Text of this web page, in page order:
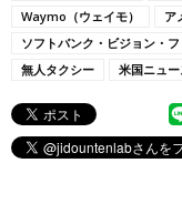
Waymo（ウェイモ）
ア
ソフトバンク・ビジョン・フ
無人タクシー
米国ニュー